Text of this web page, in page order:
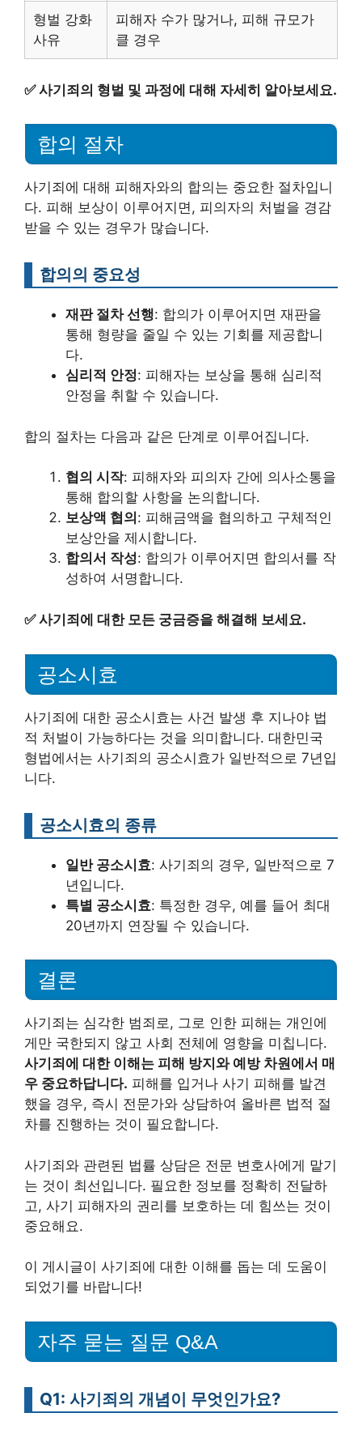
형벌 강화
사유
피해자 수가 많거나, 피해 규모가
클 경우
✅사기죄의 형벌 및 과정에 대해 자세히 알아보세요.
합의 절차
사기죄에 대해 피해자와의 합의는 중요한 절차입니
다. 피해 보상이 이루어지면, 피의자의 처벌을 경감
받을 수 있는 경우가 많습니다.
합의의 중요성
재판 절차 선행: 합의가 이루어지면 재판을
통해 형량을 줄일 수 있는 기회를 제공합니
다.
심리적 안정: 피해자는 보상을 통해 심리적
안정을 취할 수 있습니다.
합의 절차는 다음과 같은 단계로 이루어집니다.
협의 시작: 피해자와 피의자 간에 의사소통을
통해 합의할 사항을 논의합니다.
보상액 협의 : 피해금액을 협의하고 구체적인
보상안을 제시합니다.
합의서 작성: 합의가 이루어지면 합의서를 작
성하여 서명합니다.
✅사기죄에 대한 모든 궁금증을 해결해 보세요.
공소시효
사기죄에 대한 공소시효는 사건 발생 후 지나야 법
적 처벌이 가능하다는 것을 의미합니다. 대한민국
형법에서는 사기죄의 공소시효가 일반적으로 7년입
니다.
공소시효의 종류
일반 공소시효: 사기죄의 경우, 일반적으로 7
년입니다.
특별 공소시효: 특정한 경우, 예를 들어 최대
20년까지 연장될 수 있습니다.
결론
사기죄는 심각한 범죄로, 그로 인한 피해는 개인에
게만 국한되지 않고 사회 전체에 영향을 미칩니다.
사기죄에 대한 이해는 피해 방지와 예방 차원에서 매
우 중요하답니다. 피해를 입거나 사기 피해를 발견
했을 경우, 즉시 전문가와 상담하여 올바른 법적 절
차를 진행하는 것이 필요합니다.
사기죄와 관련된 법률 상담은 전문 변호사에게 맡기
는 것이 최선입니다. 필요한 정보를 정확히 전달하
고, 사기 피해자의 권리를 보호하는 데 힘쓰는 것이
중요해요.
이 게시글이 사기죄에 대한 이해를 돕는 데 도움이
되었기를 바랍니다!
자주 묻는 질문 Q&A
Q1: 사기죄의 개념이 무엇인가요?